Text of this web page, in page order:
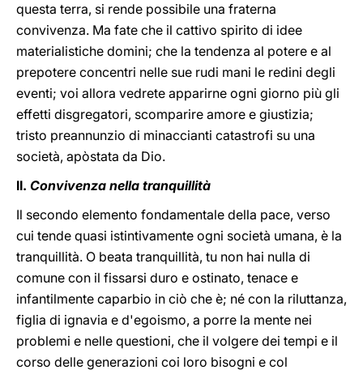
questa terra, si rende possibile una fraterna
convivenza. Ma fate che il cattivo spirito di idee
materialistiche domini; che la tendenza al potere e al
prepotere concentri nelle sue rudi mani le redini degli
eventi; voi allora vedrete apparirne ogni giorno più gli
effetti disgregatori, scomparire amore e giustizia;
tristo preannunzio di minaccianti catastrofi su una
società, apòstata da Dio.
II. Convivenza nella tranquillità
Il secondo elemento fondamentale della pace, verso
cui tende quasi istintivamente ogni società umana, è la
tranquillità. O beata tranquillità, tu non hai nulla di
comune con il fissarsi duro e ostinato, tenace e
infantilmente caparbio in ciò che è; né con la riluttanza,
figlia di ignavia e d'egoismo, a porre la mente nei
problemi e nelle questioni, che il volgere dei tempi e il
corso delle generazioni coi loro bisogni e col